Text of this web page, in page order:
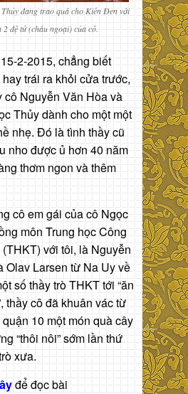
đang trao quá cho Kiến Đen với
2 đệ tử (cháu ngoại) của cô.
2-2015, chẳng biết
trái ra khỏi cửa trước,
cô Nguyễn Văn Hòa và
Thủy dành cho một một
nhẹ. Đó là tình thầy cũ
nho được ủ hơn 40 năm
thơm ngon và thêm
cô em gái của cô Ngọc
môn Trung học Công
với tôi, là Nguyễn
Olav Larsen từ Na Uy về
số thầy trò THKT tới “ăn
thầy cô đã khuân vác từ
10 một món quà cây
“thôi nôi” sớm lần thứ
xưa.
để đọc bài